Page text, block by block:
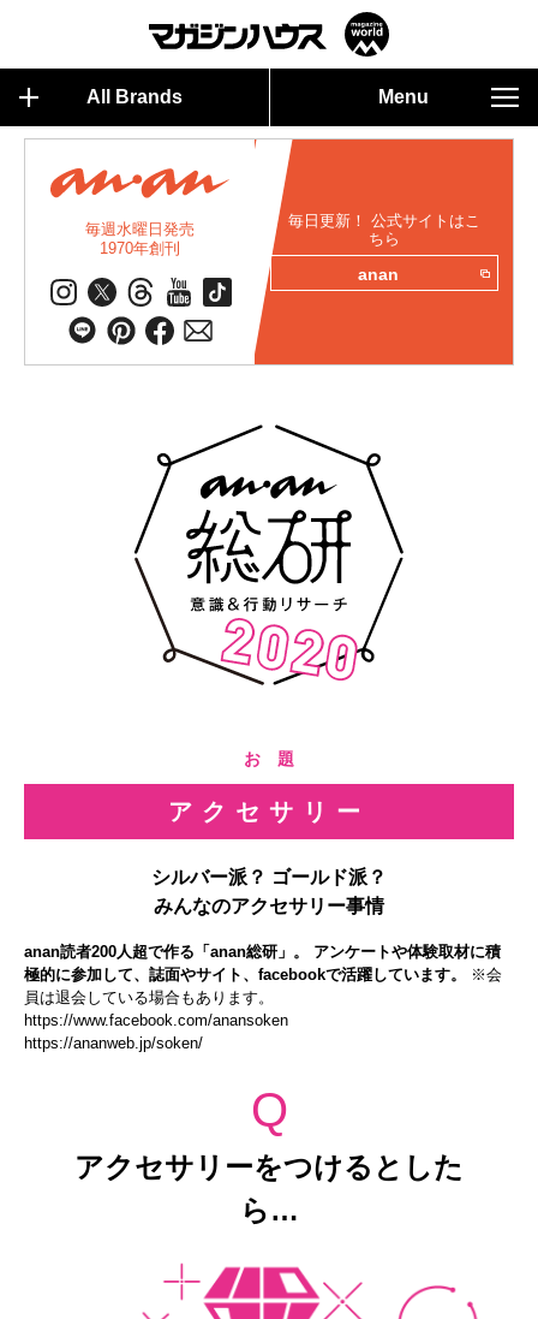
All Brands Menu
毎週水曜日発売
1970年創刊
毎日更新！ 公式サイトはこ
ちら
anan
お 題
アクセサリー
シルバー派？ ゴールド派？
みんなのアクセサリー事情
anan読者200人超で作る「anan総研」。 アンケートや体験取材に積
極的に参加して、誌面やサイト、facebookで活躍しています。
※会
員は退会している場合もあります。
https://www.facebook.com/anansoken
https://ananweb.jp/soken/
Q
アクセサリーをつけるとした
ら…